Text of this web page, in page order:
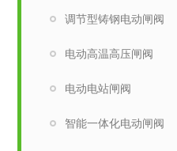
调节型铸钢电动闸阀
电动高温高压闸阀
电动电站闸阀
智能一体化电动闸阀